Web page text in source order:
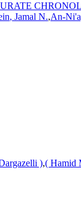
, Jamal N.,An-
),( Hamid